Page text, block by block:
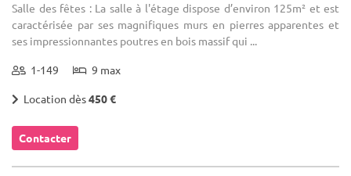
Salle des fêtes : La salle à l'étage dispose d’environ 125m² et est
caractérisée par ses magnifiques murs en pierres apparentes et
ses impressionnantes poutres en bois massif qui ...
1-149 9 max
Location dès450 €
Contacter